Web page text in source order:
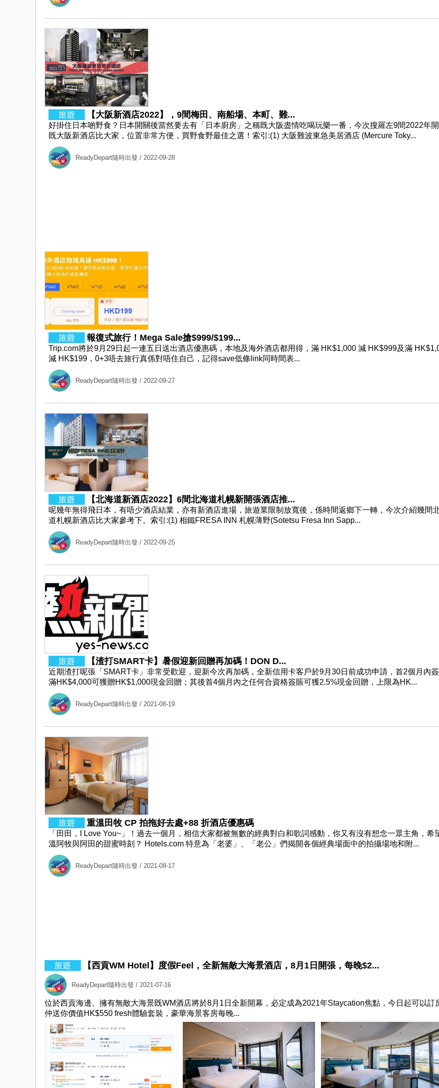
【大阪新酒店2022】，9間梅田、南船場、本町、難...
好掛住日本啲野食？日本開關後當然要去有「日本廚房」之稱既大阪盡情吃喝玩樂一番，今次搜羅左9間2022年
既大阪新酒店比大家，位置非常方便，買野食野最佳之選！索引:(1) 大阪難波東急美居酒店 (Mercure Toky...
ReadyDepart隨時出發 / 2022-09-28
報復式旅行！Mega Sale搶$999/$199...
Trip.com將於9月29日起一連五日送出酒店優惠碼，本地及海外酒店都用得，滿 HK$1,000 減 HK$999及滿
減 HK$199，0+3唔去旅行真係對唔住自己，記得save低條link同時間表...
ReadyDepart隨時出發 / 2022-09-27
【北海道新酒店2022】6間北海道札幌新開張酒店推...
呢幾年無得飛日本，有唔少酒店結業，亦有新酒店進場，旅遊業限制放寬後，係時間返鄉下一轉，今次介紹幾間
道札幌新酒店比大家參考下。索引:(1) 相鐵FRESA INN 札幌薄野(Sotetsu Fresa Inn Sapp...
ReadyDepart隨時出發 / 2022-09-25
【渣打SMART卡】暑假迎新回贈再加碼！DON D...
近期渣打呢張「SMART卡」非常受歡迎，迎新今次再加碼，全新信用卡客戶於9月30日前成功申請，首2個月內
滿HK$4,000可獲贈HK$1,000現金回贈；其後首4個月內之任何合資格簽賬可獲2.5%現金回贈，上限為HK...
ReadyDepart隨時出發 / 2021-08-19
重溫田牧 CP 拍拖好去處+88 折酒店優惠碼
「田田，I Love You~」！過去一個月，相信大家都被無數的經典對白和歌詞感動，你又有沒有想念一眾主角，希
溫阿牧與阿田的甜蜜時刻？ Hotels.com 特意為「老婆」、「老公」們揭開各個經典場面中的拍攝場地和附...
ReadyDepart隨時出發 / 2021-08-17
【西貢WM Hotel】度假Feel，全新無敵大海景酒店，8月1日開張，每晚$2...
ReadyDepart隨時出發 / 2021-07-16
位於西貢海邊、擁有無敵大海景既WM酒店將於8月1日全新開幕，必定成為2021年Staycation焦點，今日起可以訂
仲送你價值HK$550 fresh體驗套裝，豪華海景客房每晚...